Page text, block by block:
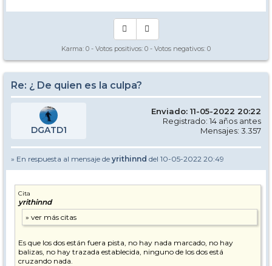
Karma: 0 - Votos positivos: 0 - Votos negativos: 0
Re: ¿ De quien es la culpa?
DGATD1
Enviado: 11-05-2022 20:22
Registrado: 14 años antes
Mensajes: 3.357
» En respuesta al mensaje de yrithinnd del 10-05-2022 20:49
Cita
yrithinnd
Es que los dos están fuera pista, no hay nada marcado, no hay
balizas, no hay trazada establecida, ninguno de los dos está
cruzando nada.